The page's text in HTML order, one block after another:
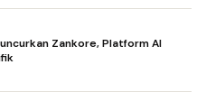
Zankore, Platform AI